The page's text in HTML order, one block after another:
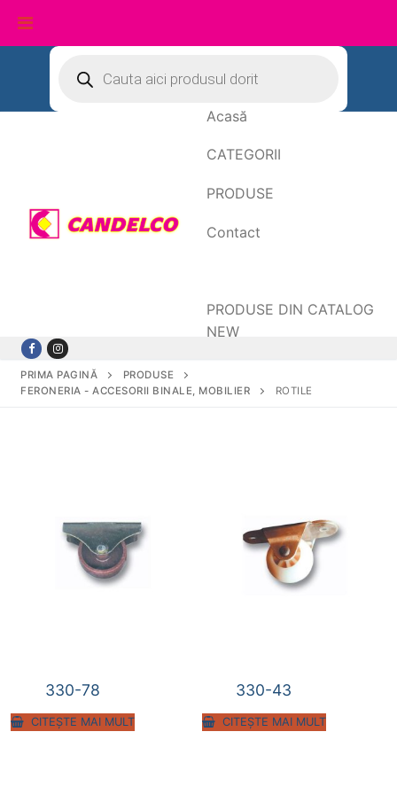
conținut
search
Acasă
CATEGORII
PRODUSE
Contact
PRODUSE DIN CATALOG
NEW
PRIMA PAGINĂ
PRODUSE
FERONERIA - ACCESORII BINALE, MOBILIER
ROTILE
330-78
CITEȘTE MAI MULT
330-43
CITEȘTE MAI MULT